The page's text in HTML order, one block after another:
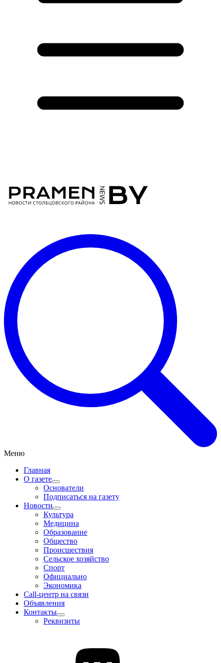
Меню
Главная
О газете
Основатели
Подписаться на газету
Новости
Культура
Медицина
Образование
Общество
Происшествия
Сельское хозяйство
Спорт
Официально
Экономика
Call-центр на связи
Объявления
Контакты
Реквизиты